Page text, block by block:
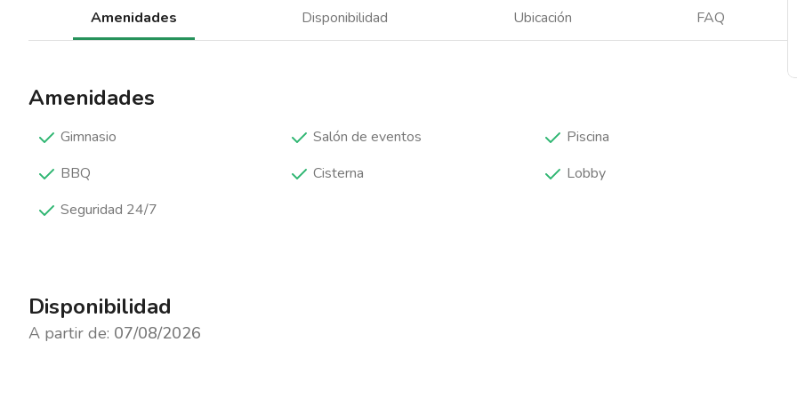
Amenidades Disponibilidad Ubicación FAQ
Amenidades
Gimnasio Salón de eventos
Piscina
BBQ
Cisterna
Lobby
Seguridad 24/7
Disponibilidad
A partir de: 07/08/2026